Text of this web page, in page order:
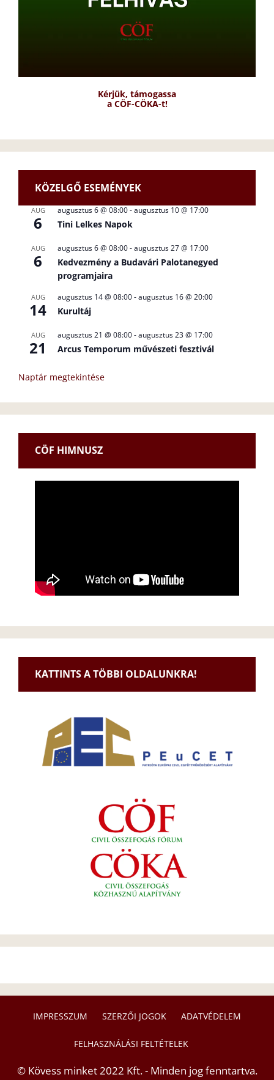
Kérjük, támogassa
a CÖF-CÖKA-t!
KÖZELGŐ ESEMÉNYEK
AUG
6
augusztus 6 @ 08:00-augusztus 10 @ 17:00
Tini Lelkes Napok
AUG
6
augusztus 6 @ 08:00-augusztus 27 @ 17:00
Kedvezmény a Budavári Palotanegyed
programjaira
AUG
14
augusztus 14 @ 08:00-augusztus 16 @ 20:00
Kurultáj
AUG
21
augusztus 21 @ 08:00-augusztus 23 @ 17:00
Arcus Temporum művészeti fesztivál
Naptár megtekintése
CÖF HIMNUSZ
KATTINTS A TÖBBI OLDALUNKRA!
IMPRESSZUM SZERZŐI JOGOK ADATVÉDELEM
FELHASZNÁLÁSI FELTÉTELEK
© Kövess minket 2022 Kft. - Minden jog fenntartva.